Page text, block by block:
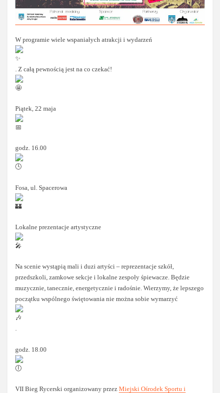
W programie wiele wspaniałych atrakcji i wydarzeń
. Z całą pewnością jest na co czekać!
Piątek, 22 maja
godz. 16.00
Fosa, ul. Spacerowa
Lokalne prezentacje artystyczne
Na scenie wystąpią mali i duzi artyści – reprezentacje szkół,
przedszkoli, zamkowe sekcje i lokalne zespoły śpiewacze. Będzie
muzycznie, tanecznie, energetycznie i radośnie. Wierzymy, że lepszego
początku wspólnego świętowania nie można sobie wymarzyć
.
godz. 18.00
VII Bieg Rycerski organizowany przezMiejski Ośrodek Sportu i